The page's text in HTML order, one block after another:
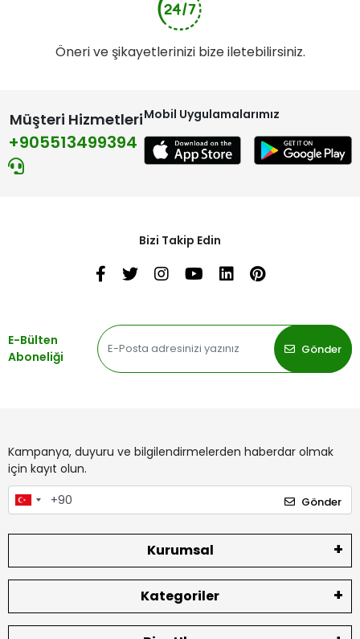
Öneri ve şikayetlerinizi bize iletebilirsiniz.
Müşteri Hizmetleri
+905513499394
Mobil Uygulamalarımız
Bizi Takip Edin
E-Bülten
Aboneliği
Gönder
Kampanya, duyuru ve bilgilendirmelerden haberdar olmak
için kayıt olun.
Gönder
Kurumsal
Kategoriler